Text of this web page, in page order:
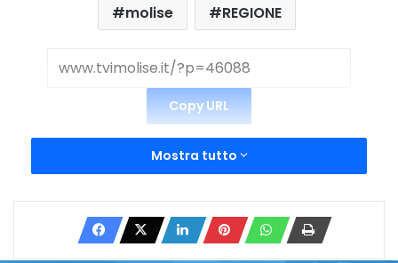
molise
REGIONE
Copy URL
Mostra tutto